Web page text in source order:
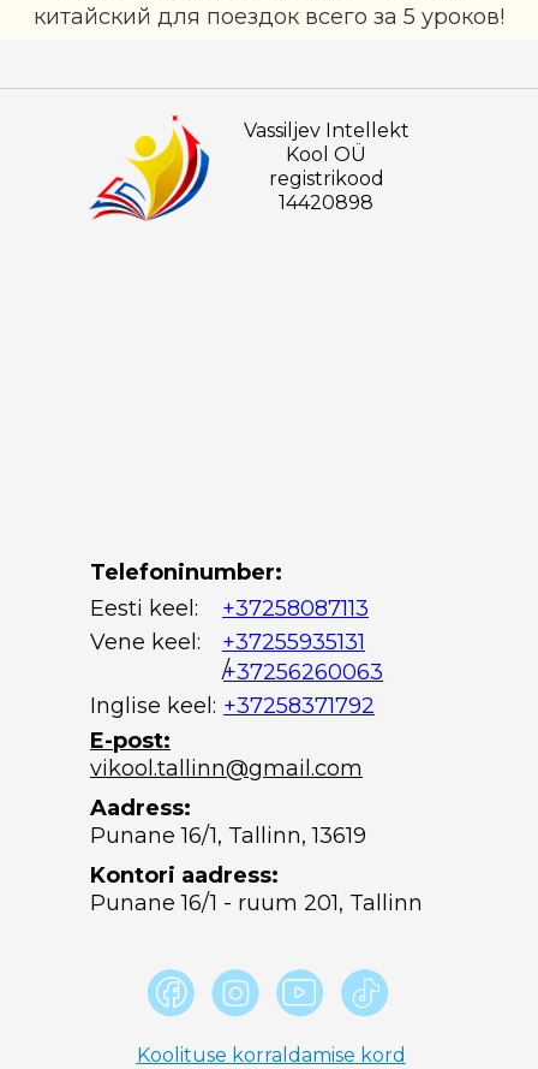
китайский для поездок всего за 5 уроков!
Vassiljev Intellekt
Kool OÜ
registrikood
14420898
Inglise keel: +37258371792
Vene keel:
+37255935131
/+37256260063
Eesti keel: +37258087113
Telefoninumber:
Kontori aadress:
Punane 16/1 - ruum 201, Tallinn
Aadress:
Punane 16/1, Tallinn, 13619
E-post:
vikool.tallinn@gmail.com
Koolituse korraldamise kord